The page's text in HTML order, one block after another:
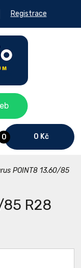
Registrace
0 0 Kč
POINT8 13.60/85
85 R28